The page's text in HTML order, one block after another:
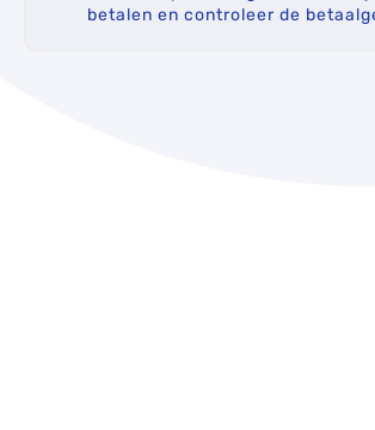
betalen en controleer de